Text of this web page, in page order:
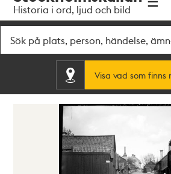
navigationen
huvudinnehållet
Historia i ord, ljud och bild
Visa vad som finns